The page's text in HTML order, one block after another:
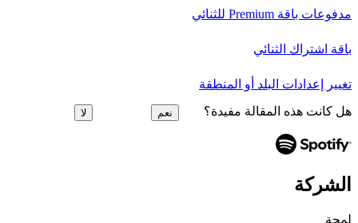
مدفوعات باقة Premium للثنائي
باقة اشتراك الثنائي
تغيير إعدادات البلد أو المنطقة
هل كانت هذه المقالة مفيدة؟ نعم لا
الشركة
لمحة